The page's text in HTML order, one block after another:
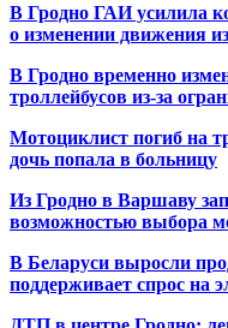
В Гродно ГАИ усилила
о изменении движения
В Гродно временно
троллейбусов из-за
Мотоциклист погиб на
дочь попала в больницу
Из Гродно в Варшаву
возможностью выбора
В Беларуси выросли
поддерживает спрос на